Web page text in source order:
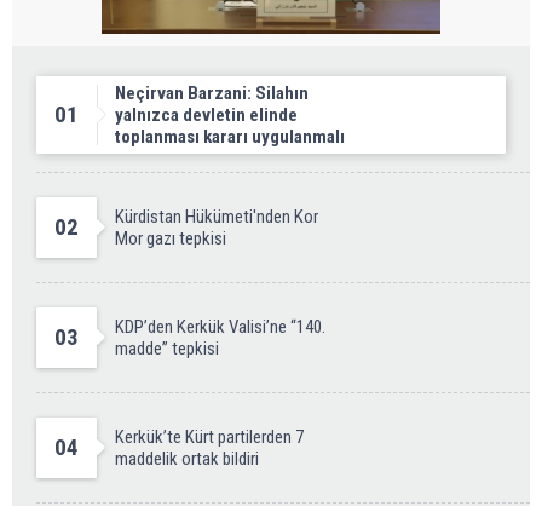
01
Neçirvan Barzani: Silahın
yalnızca devletin elinde
toplanması kararı uygulanmalı
02
Kürdistan Hükümeti'nden Kor
Mor gazı tepkisi
03
KDP’den Kerkük Valisi’ne “140.
madde” tepkisi
04
Kerkük’te Kürt partilerden 7
maddelik ortak bildiri